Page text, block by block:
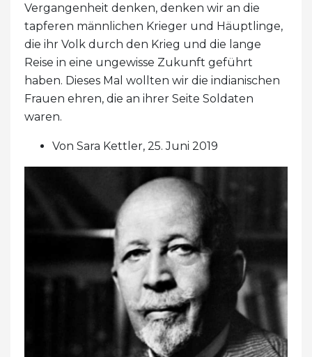
Vergangenheit denken, denken wir an die
tapferen männlichen Krieger und Häuptlinge,
die ihr Volk durch den Krieg und die lange
Reise in eine ungewisse Zukunft geführt
haben. Dieses Mal wollten wir die indianischen
Frauen ehren, die an ihrer Seite Soldaten
waren.
Von Sara Kettler, 25. Juni 2019